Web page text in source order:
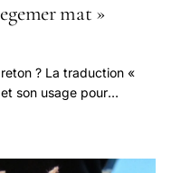
mat »
? La traduction «
son usage pour